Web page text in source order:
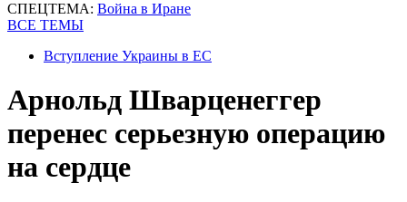
СПЕЦТЕМА: Война в Иране
ВСЕ ТЕМЫ
Вступление Украины в ЕС
Арнольд Шварценеггер
перенес серьезную операцию
на сердце